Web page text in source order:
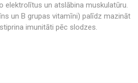
elektrolītus un atslābina muskulatūru.
un B grupas vitamīni) palīdz mazināt
imunitāti pēc slodzes.